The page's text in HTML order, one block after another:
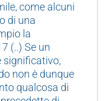
come alcuni
di una
la
(..) Se un
significativo,
non è dunque
qualcosa di